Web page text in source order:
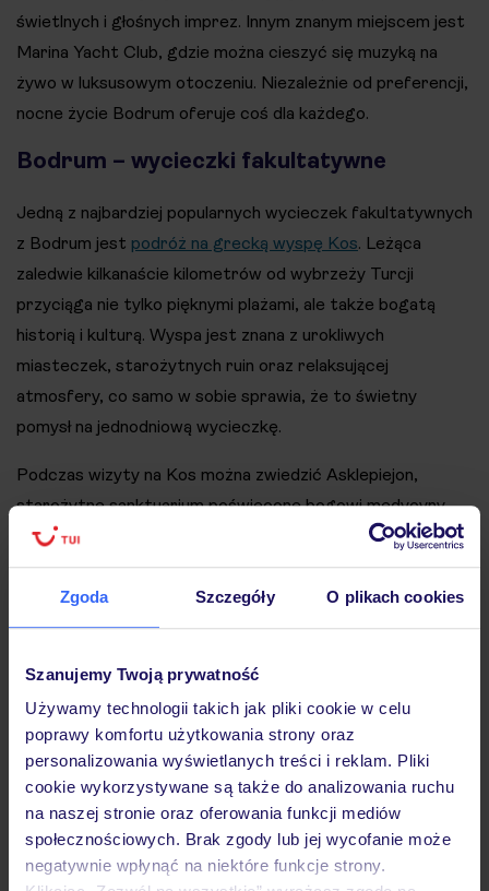
Zgoda Szczegóły O plikach cookies
Szanujemy Twoją prywatność
Używamy technologii takich jak pliki cookie w celu
poprawy komfortu użytkowania strony oraz
personalizowania wyświetlanych treści i reklam. Pliki
cookie wykorzystywane są także do analizowania ruchu
na naszej stronie oraz oferowania funkcji mediów
społecznościowych. Brak zgody lub jej wycofanie może
negatywnie wpłynąć na niektóre funkcje strony.
świetlnych i głośnych imprez. Innym znanym miejscem jest
Marina Yacht Club, gdzie można cieszyć się muzyką na
żywo w luksusowym otoczeniu. Niezależnie od preferencji,
nocne życie Bodrum oferuje coś dla każdego.
Bodrum – wycieczki fakultatywne
Jedną z najbardziej popularnych wycieczek fakultatywnych
z Bodrum jest podróż na grecką wyspę Kos. Leżąca
zaledwie kilkanaście kilometrów od wybrzeży Turcji
przyciąga nie tylko pięknymi plażami, ale także bogatą
historią i kulturą. Wyspa jest znana z urokliwych
miasteczek, starożytnych ruin oraz relaksującej
atmosfery, co samo w sobie sprawia, że to świetny
pomysł na jednodniową wycieczkę.
Podczas wizyty na Kos można zwiedzić Asklepiejon,
starożytne sanktuarium poświęcone bogowi medycyny
Asklepiosowi oraz zamek rycerzy św. Jana. Spacerując po
urokliwych uliczkach Kos, warto również zatrzymać się w
jednej z licznych tawern, aby spróbować lokalnych
specjałów. Wycieczka na Kos to doskonała okazja do
historii i kultury​.
Piaszczyste plaże Bodrum
Co ma do zaoferowania Bodrum dla poszukujących
błogiego wypoczynku? Kurort ten jest znany ze swoich
pięknych piaszczystych plaż, które zasłużenie są
magnesem dla turystów z całego świata. Bitez, Gumbet i